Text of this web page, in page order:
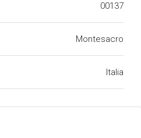
00137
Montesacro
Italia